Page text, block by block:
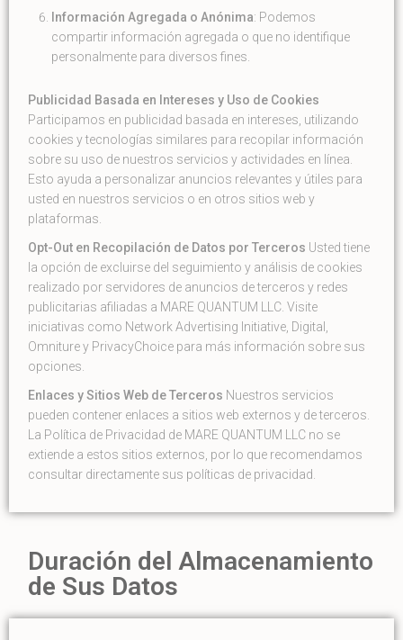
Información Agregada o Anónima: Podemos
compartir información agregada o que no identifique
personalmente para diversos fines.
Publicidad Basada en Intereses y Uso de Cookies
Participamos en publicidad basada en intereses, utilizando
cookies y tecnologías similares para recopilar información
sobre su uso de nuestros servicios y actividades en línea.
Esto ayuda a personalizar anuncios relevantes y útiles para
usted en nuestros servicios o en otros sitios web y
plataformas.
Opt-Out en Recopilación de Datos por Terceros Usted tiene
la opción de excluirse del seguimiento y análisis de cookies
realizado por servidores de anuncios de terceros y redes
publicitarias afiliadas a MARE QUANTUM LLC. Visite
iniciativas como Network Advertising Initiative, Digital,
Omniture y PrivacyChoice para más información sobre sus
opciones.
Enlaces y Sitios Web de Terceros Nuestros servicios
pueden contener enlaces a sitios web externos y de terceros.
La Política de Privacidad de MARE QUANTUM LLC no se
extiende a estos sitios externos, por lo que recomendamos
consultar directamente sus políticas de privacidad.
Duración del Almacenamiento
de Sus Datos